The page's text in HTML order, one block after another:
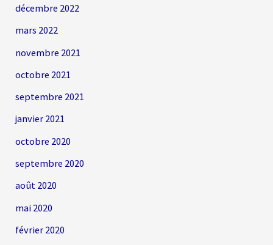
décembre 2022
mars 2022
novembre 2021
octobre 2021
septembre 2021
janvier 2021
octobre 2020
septembre 2020
août 2020
mai 2020
février 2020